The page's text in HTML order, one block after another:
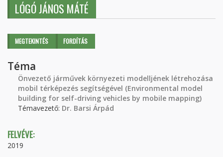
LÓGÓ JÁNOS MÁTÉ
Elsődleges fülek
MEGTEKINTÉS (AKTÍVFORDÍTÁS
Téma
Önvezető járművek környezeti modelljének létrehozása
mobil térképezés segítségével (Environmental model
building for self-driving vehicles by mobile mapping)
Témavezető: Dr. Barsi Árpád
FELVÉVE:
2019